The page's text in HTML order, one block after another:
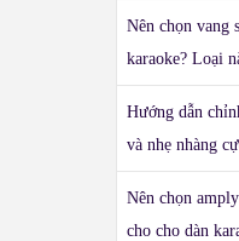
Nên chọn vang
karaoke? Loại
Hướng dẫn
và nhẹ nhàng
Nên chọn
cho cho dàn